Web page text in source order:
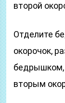
второй
Отделите
окорочок,
бедрышком,
вторым